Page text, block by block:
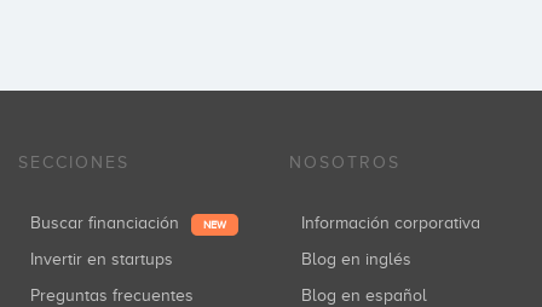
SECCIONES
Buscar financiación NEW
Invertir en startups
Preguntas frecuentes
NOSOTROS
Información corporativa
Blog en inglés
Blog en español